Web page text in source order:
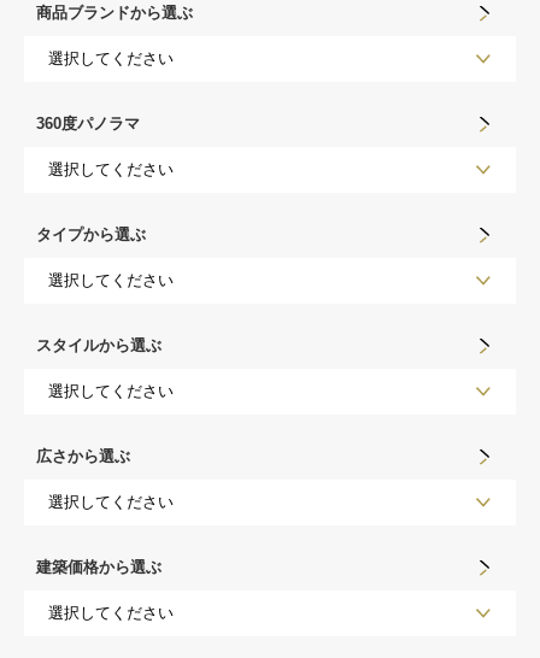
商品ブランドから選ぶ
360度パノラマ
タイプから選ぶ
スタイルから選ぶ
広さから選ぶ
建築価格から選ぶ